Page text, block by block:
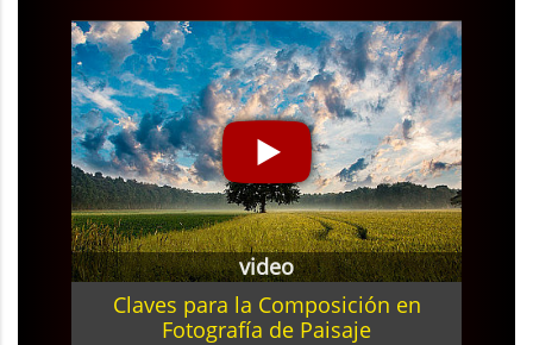
video
Claves para la Composición en
Fotografía de Paisaje